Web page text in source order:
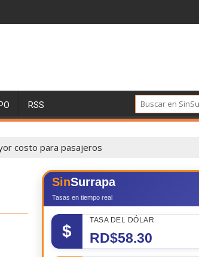
RSS
costo para pasajeros
SinSurrapa
Tasas en tiempo real
$
TASA DEL DÓLAR
RD$58.30